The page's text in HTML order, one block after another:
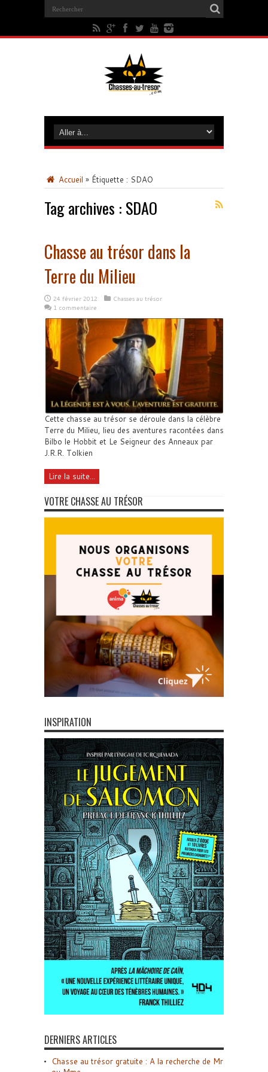
Accueil » Étiquette : SDAO
Tag archives : SDAO
Chasse au trésor dans la
Terre du Milieu
24 février 2012
Chasses au trésor
1 commentaire
Cette chasse au trésor se déroule dans la célèbre
Terre du Milieu, lieu des aventures racontées dans
Bilbo le Hobbit et Le Seigneur des Anneaux par
J.R.R. Tolkien
Lire la suite...
VOTRE CHASSE AU TRÉSOR
INSPIRATION
DERNIERS ARTICLES
Chasse au trésor gratuite : A la recherche de Mr